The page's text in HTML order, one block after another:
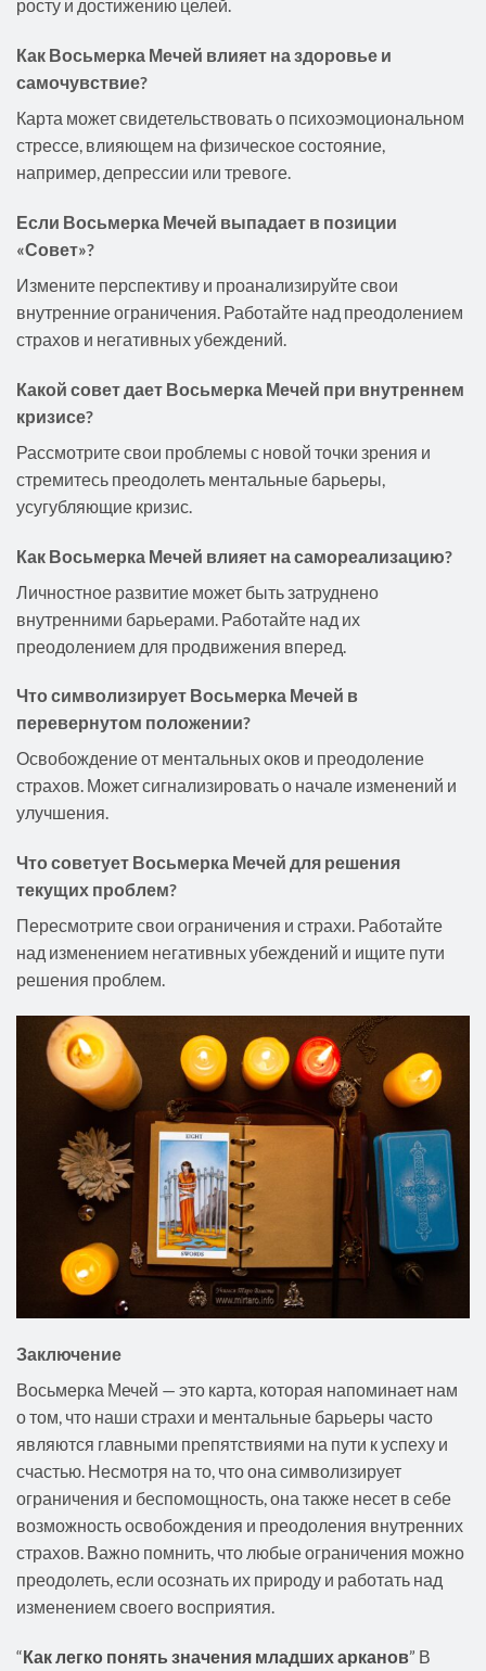
росту и достижению целей.
Как Восьмерка Мечей влияет на здоровье и
самочувствие?
Карта может свидетельствовать о психоэмоциональном
стрессе, влияющем на физическое состояние,
например, депрессии или тревоге.
Если Восьмерка Мечей выпадает в позиции
«Совет»?
Измените перспективу и проанализируйте свои
внутренние ограничения. Работайте над преодолением
страхов и негативных убеждений.
Какой совет дает Восьмерка Мечей при внутреннем
кризисе?
Рассмотрите свои проблемы с новой точки зрения и
стремитесь преодолеть ментальные барьеры,
усугубляющие кризис.
Как Восьмерка Мечей влияет на самореализацию?
Личностное развитие может быть затруднено
внутренними барьерами. Работайте над их
преодолением для продвижения вперед.
Что символизирует Восьмерка Мечей в
перевернутом положении?
Освобождение от ментальных оков и преодоление
страхов. Может сигнализировать о начале изменений и
улучшения.
Что советует Восьмерка Мечей для решения
текущих проблем?
Пересмотрите свои ограничения и страхи. Работайте
над изменением негативных убеждений и ищите пути
решения проблем.
Заключение
Восьмерка Мечей — это карта, которая напоминает нам
о том, что наши страхи и ментальные барьеры часто
являются главными препятствиями на пути к успеху и
счастью. Несмотря на то, что она символизирует
ограничения и беспомощность, она также несет в себе
возможность освобождения и преодоления внутренних
страхов. Важно помнить, что любые ограничения можно
преодолеть, если осознать их природу и работать над
изменением своего восприятия.
“Как легко понять значения младших арканов” В